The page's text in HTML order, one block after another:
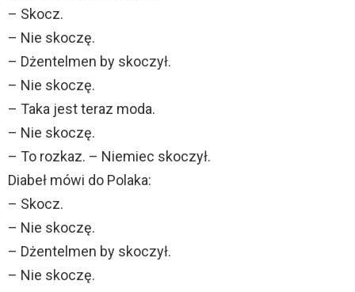
– Skocz.
– Nie skoczę.
– Dżentelmen by skoczył.
– Nie skoczę.
– Taka jest teraz moda.
– Nie skoczę.
– To rozkaz. – Niemiec skoczył.
Diabeł mówi do Polaka:
– Skocz.
– Nie skoczę.
– Dżentelmen by skoczył.
– Nie skoczę.